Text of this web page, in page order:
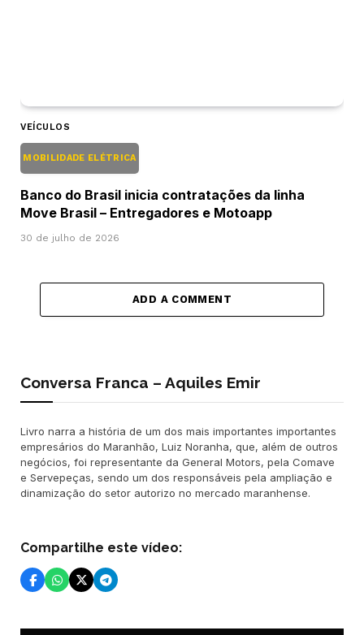
VEÍCULOS
MOBILIDADE ELÉTRICA
Banco do Brasil inicia contratações da linha
Move Brasil – Entregadores e Motoapp
30 de julho de 2026
ADD A COMMENT
Conversa Franca – Aquiles Emir
Livro narra a história de um dos mais importantes importantes
empresários do Maranhão, Luiz Noranha, que, além de outros
negócios, foi representante da General Motors, pela Comave
e Servepeças, sendo um dos responsáveis pela ampliação e
dinamização do setor autorizo no mercado maranhense.
Compartilhe este vídeo: